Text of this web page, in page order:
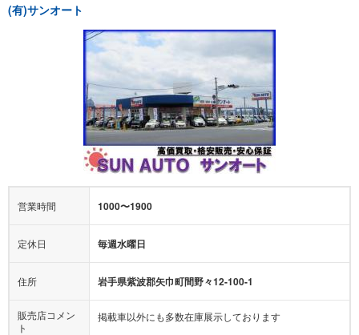
(有)サンオート
営業時間 1000〜1900
定休日 毎週水曜日
住所 岩手県紫波郡矢巾町間野々12-100-1
販売店コメン
ト
掲載車以外にも多数在庫展示しております